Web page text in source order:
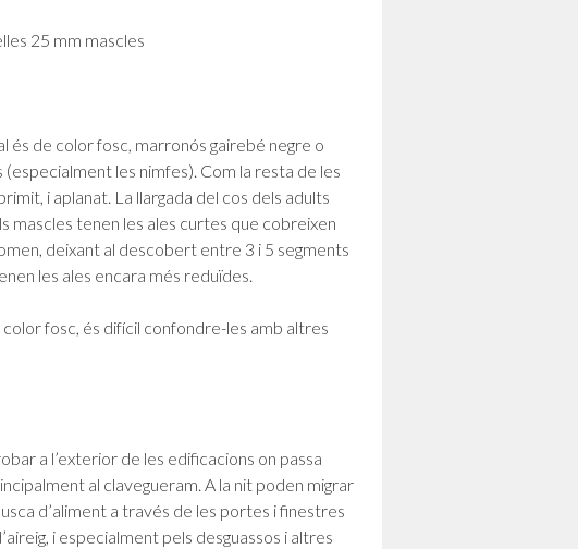
25 mm mascles
és de color fosc, marronós gairebé negre o
les nimfes). Com la resta de les
i aplanat. La llargada del cos dels adults
mascles tenen les ales curtes que cobreixen
deixant al descobert entre 3 i 5 segments
les ales encara més reduïdes.
fosc, és difícil confondre-les amb altres
a l’exterior de les edificacions on passa
al clavegueram. A la nit poden migrar
d’aliment a través de les portes i finestres
i especialment pels desguassos i altres